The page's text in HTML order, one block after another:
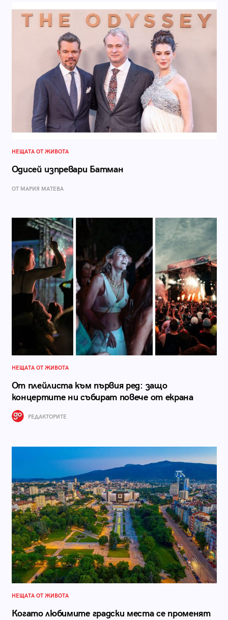
НЕЩАТА ОТ ЖИВОТА
Одисей изпревари Батман
ОТ МАРИЯ МАТЕВА
НЕЩАТА ОТ ЖИВОТА
От плейлиста към първия ред: защо
концертите ни събират повече от екрана
РЕДАКТОРИТЕ
НЕЩАТА ОТ ЖИВОТА
Когато любимите градски места се променят